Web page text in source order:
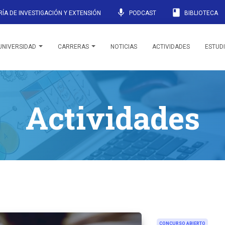
DE INVESTIGACIÓN Y EXTENSIÓN mic PODCAST book BIBLIOTECA
CARRERAS NOTICIAS ACTIVIDADES
Actividades
CONCURSO ABIERTO